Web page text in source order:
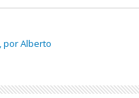
por Alberto